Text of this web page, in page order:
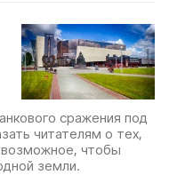
сражения под
читателям о тех,
чтобы
земли.